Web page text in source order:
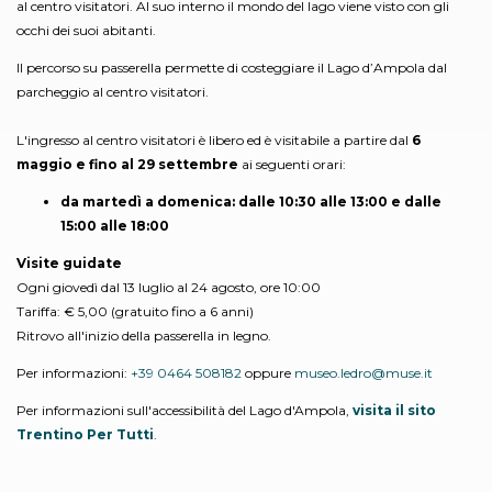
al centro visitatori. Al suo interno il mondo del lago viene visto con gli
occhi dei suoi abitanti.
Il percorso su passerella permette di costeggiare il Lago d’Ampola dal
parcheggio al centro visitatori.
L'ingresso al centro visitatori è libero ed è visitabile a partire dal 6
maggio e fino al 29 settembre ai seguenti orari:
da martedì a domenica: dalle 10:30 alle 13:00 e dalle
15:00 alle 18:00
Visite guidate
Ogni giovedì dal 13 luglio al 24 agosto, ore 10:00
Tariffa: € 5,00 (gratuito fino a 6 anni)
Ritrovo all'inizio della passerella in legno.
Per informazioni: +39 0464 508182 oppure museo.ledro@muse.it
Per informazioni sull'accessibilità del Lago d'Ampola, visita il sito
Trentino Per Tutti